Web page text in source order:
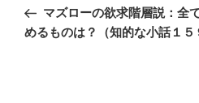
ナ
去
の
マズローの欲求階層説：全
めるものは？（知的な小話１５